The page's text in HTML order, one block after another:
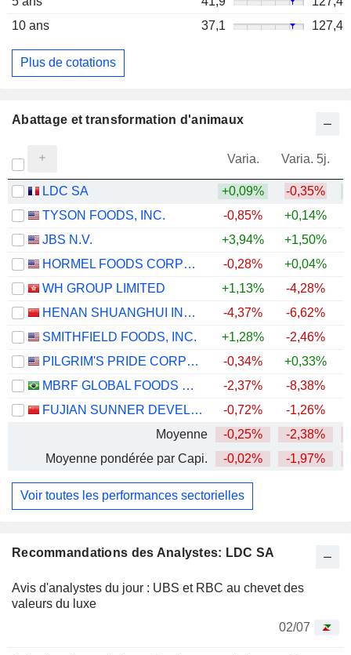
Recommandations des Analystes: LDC SA
Avis d'analystes du jour : UBS et RBC au chevet des
valeurs du luxe
02/07
10 ans
37,1 127,4
Plus de cotations
Abattage et transformation d'animaux
Varia. Varia. 5j.
LDC SA +0,09% -0,35%
TYSON FOODS, INC.
-0,85% +0,14%
JBS N.V.
+3,94% +1,50%
HORMEL FOODS CORPORATION
-0,28% +0,04%
WH GROUP LIMITED
+1,13% -4,28%
HENAN SHUANGHUI INVESTMENT & DEVELOPMENT CO.,LTD.
-4,37% -6,62%
SMITHFIELD FOODS, INC.
+1,28% -2,46%
PILGRIM'S PRIDE CORPORATION
-0,34% +0,33%
MBRF GLOBAL FOODS COMPANY S.A.
-2,37% -8,38%
FUJIAN SUNNER DEVELOPMENT CO., LTD.
-0,72% -1,26%
Moyenne
-0,25% -2,38%
Moyenne pondérée par Capi.
-0,02% -1,97%
Voir toutes les performances sectorielles